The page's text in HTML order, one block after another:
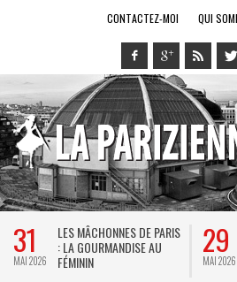
CONTACTEZ-MOI QUI
31
MAI 2026
LES MÂCHONNES DE PARIS
: LA GOURMANDISE AU
FÉMININ
29
MAI 2026